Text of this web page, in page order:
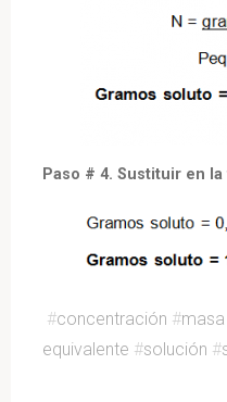
Paso # 4. Sustituir en
#concentración #
equivalente #solución #